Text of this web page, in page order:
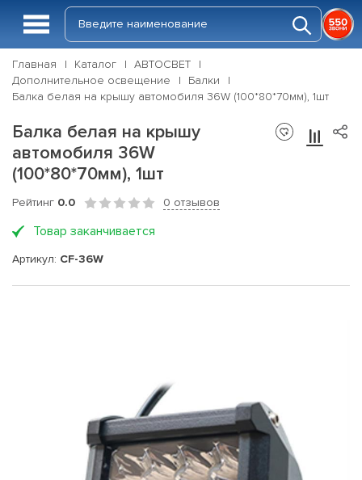
Главная Каталог
АВТОСВЕТ
Дополнительное освещение
Балки
Балка белая на крышу автомобиля 36W (100*80*70мм), 1шт
Балка белая на крышу
автомобиля 36W
(100*80*70мм), 1шт
Рейтинг 0.0 0 отзывов
Товар заканчивается
Артикул: CF-36W